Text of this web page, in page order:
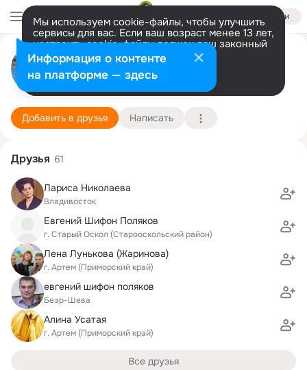
Войти
Мы используем cookie-файлы, чтобы улучшить
сервисы для вас. Если ваш возраст менее 13 лет,
настроить cookie-файлы должен ваш законный
представитель. Больше информации
Разрешить все Настроить
Светлана Осипова
Москва 3 ноября (49 лет)
Подробнее
Добавить в друзья Написать
Друзья 61
Лариса Николаева
Владивосток
Евгений Шифон Поляков
г. Старый Оскол (Старооскольский район)
Лена Лунькова (Жаринова)
г. Артем (Приморский край)
евгений шифон поляков
Беэр-Шева
Алина Усатая
г. Артем (Приморский край)
Все друзья
Информация о контенте
на платформе — здесь